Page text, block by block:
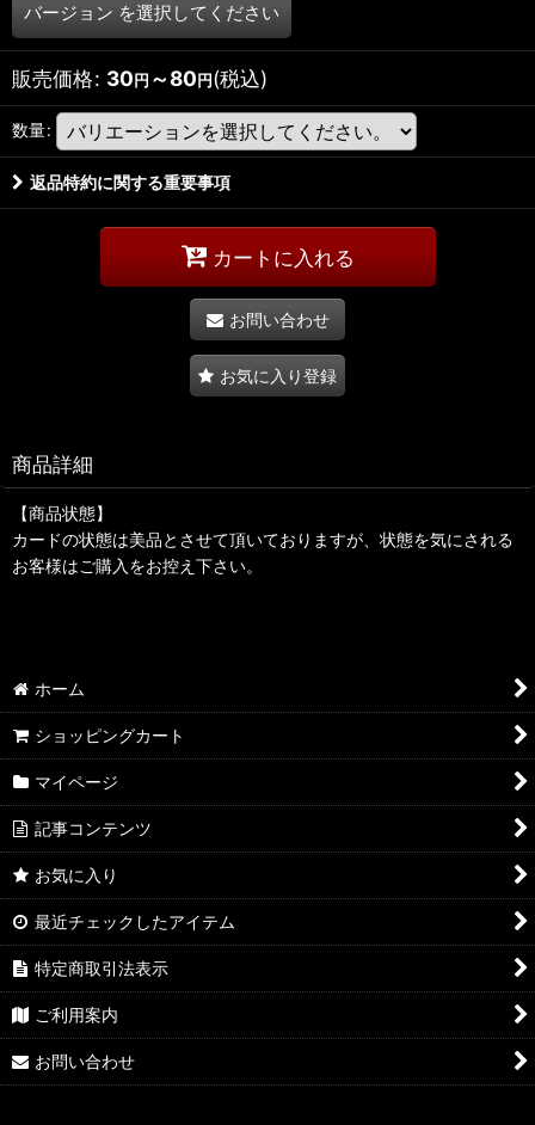
バージョン を選択してください
販売価格: 30円 ～80円(税込)
数量:
返品特約に関する重要事項
カートに入れる
お問い合わせ
お気に入り登録
商品詳細
【商品状態】
カードの状態は美品とさせて頂いておりますが、状態を気にされる
お客様はご購入をお控え下さい。
ホーム
ショッピングカート
マイページ
記事コンテンツ
お気に入り
最近チェックしたアイテム
特定商取引法表示
ご利用案内
お問い合わせ